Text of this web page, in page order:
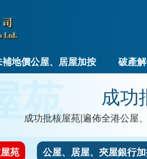
補地價公屋、居屋加按 破產
成功
成功批核屋苑|遍佈全港公屋
苑
苑 公屋、居屋、夾屋銀行